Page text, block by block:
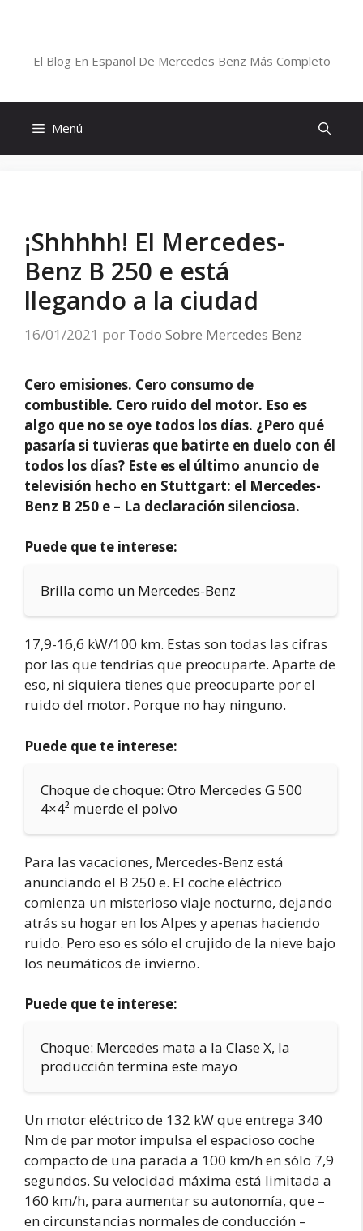
El Blog En Español De Mercedes Benz Más Completo
Menú
¡Shhhhh! El Mercedes-
Benz B 250 e está
llegando a la ciudad
16/01/2021 por Todo Sobre Mercedes Benz
Cero emisiones. Cero consumo de
combustible. Cero ruido del motor. Eso es
algo que no se oye todos los días. ¿Pero qué
pasaría si tuvieras que batirte en duelo con él
todos los días? Este es el último anuncio de
televisión hecho en Stuttgart: el Mercedes-
Benz B 250 e – La declaración silenciosa.
Puede que te interese:
Brilla como un Mercedes-Benz
17,9-16,6 kW/100 km. Estas son todas las cifras
por las que tendrías que preocuparte. Aparte de
eso, ni siquiera tienes que preocuparte por el
ruido del motor. Porque no hay ninguno.
Puede que te interese:
Choque de choque: Otro Mercedes G 500
4×4² muerde el polvo
Para las vacaciones, Mercedes-Benz está
anunciando el B 250 e. El coche eléctrico
comienza un misterioso viaje nocturno, dejando
atrás su hogar en los Alpes y apenas haciendo
ruido. Pero eso es sólo el crujido de la nieve bajo
los neumáticos de invierno.
Puede que te interese:
Choque: Mercedes mata a la Clase X, la
producción termina este mayo
Un motor eléctrico de 132 kW que entrega 340
Nm de par motor impulsa el espacioso coche
compacto de una parada a 100 km/h en sólo 7,9
segundos. Su velocidad máxima está limitada a
160 km/h, para aumentar su autonomía, que –
en circunstancias normales de conducción –